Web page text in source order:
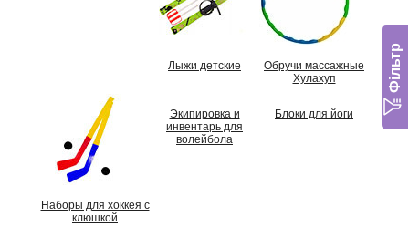
Фільтр
Лыжи детские
Обручи массажные
Хулахуп
Наборы для хоккея с
клюшкой
Экипировка и
инвентарь для
волейбола
Блоки для йоги